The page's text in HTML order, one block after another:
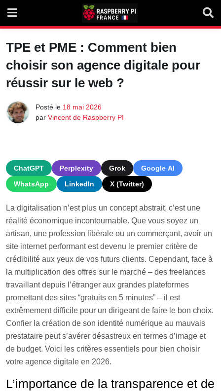
content
TPE et PME : Comment bien
choisir son agence digitale pour
réussir sur le web ?
Posté le 18 mai 2026
par Vincent de Raspberry PI
ChatGPT Perplexity Grok
Google AI
WhatsApp
LinkedIn X (Twitter)
La digitalisation n’est plus un concept abstrait, c’est une
réalité économique incontournable. Que vous soyez un
artisan, une profession libérale ou un commerçant, avoir un
site internet performant est devenu le premier critère de
crédibilité aux yeux de vos futurs clients. Cependant, face à
la multiplication des offres sur le marché – des freelances
travaillant depuis l’étranger aux grandes plateformes
promettant des sites “gratuits en 5 minutes” – il est
extrêmement difficile pour un dirigeant de faire le bon choix.
Confier la création de son identité numérique au mauvais
prestataire peut s’avérer désastreux en termes d’image et
de budget. Voici les critères essentiels pour bien choisir
votre agence digitale en 2026.
L’importance de la transparence et de